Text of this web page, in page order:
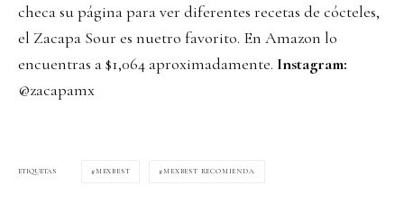
checa supáginapara ver diferentes recetas de cócteles,
el Zacapa Sour es nuetro favorito. En Amazon lo
encuentras a $1,064 aproximadamente. Instagram:
@zacapamx
ETIQUETAS MEXBEST MEXBEST RECOMIENDA